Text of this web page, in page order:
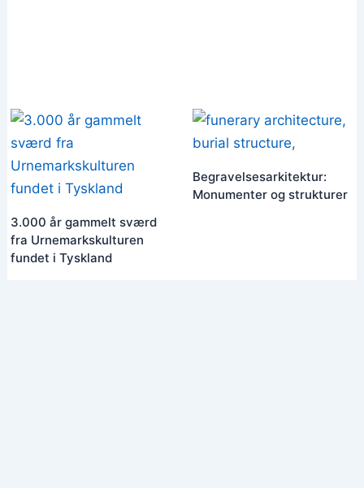
3.000 år gammelt sværd
fra Urnemarkskulturen
fundet i Tyskland
Begravelsesarkitektur:
Monumenter og strukturer